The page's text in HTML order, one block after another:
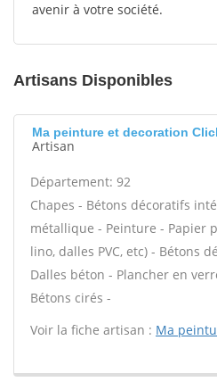
avenir à votre société.
Artisans Disponibles
Ma peinture et decoration
Artisan
Département: 92
Chapes - Bétons décoratifs
métallique - Peinture - Papier
lino, dalles PVC, etc) - Bétons
Dalles béton - Plancher en
Bétons cirés -
Voir la fiche artisan : Ma